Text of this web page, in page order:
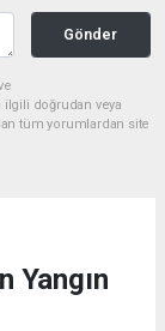
Gönder
doğrudan veya
tüm yorumlardan site
Yangın